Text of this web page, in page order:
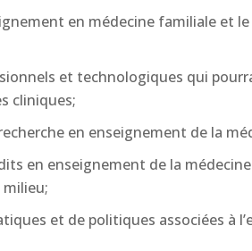
en médecine familiale et
et technologiques qui
cliniques;
en enseignement de la
en enseignement de la
milieu;
et de politiques associées à